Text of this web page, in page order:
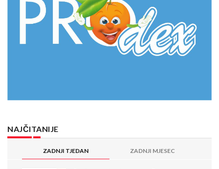
NAJČITANIJE
ZADNJI TJEDAN ZADNJI MJESEC